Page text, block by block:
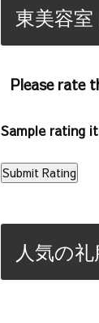
東美容
Please rate
Sample rating
人気の